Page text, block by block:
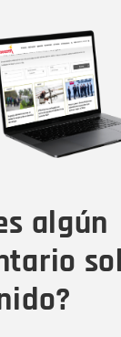
algún